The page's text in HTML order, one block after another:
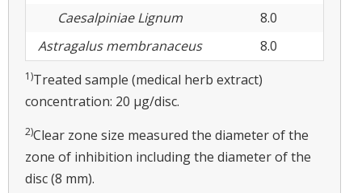
Caesalpiniae Lignum
8.0
Astragalus membranaceus
8.0
1)Treated sample (medical herb extract)
concentration: 20 μg/disc.
2)Clear zone size measured the diameter of the
zone of inhibition including the diameter of the
disc (8 mm).